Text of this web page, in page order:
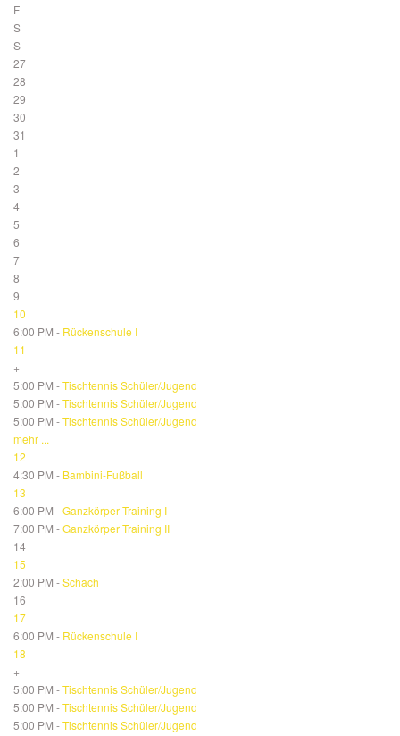
F
S
S
27
28
29
30
31
1
2
3
4
5
6
7
8
9
10
6:00 PM - Rückenschule I
11
+
5:00 PM -Tischtennis Schüler/Jugend
5:00 PM -Tischtennis Schüler/Jugend
5:00 PM -Tischtennis Schüler/Jugend
mehr ...
12
4:30 PM - Bambini-Fußball
13
6:00 PM -Ganzkörper Training I
7:00 PM -Ganzkörper Training II
14
15
2:00 PM -Schach
16
17
6:00 PM - Rückenschule I
18
+
5:00 PM -Tischtennis Schüler/Jugend
5:00 PM -Tischtennis Schüler/Jugend
5:00 PM -Tischtennis Schüler/Jugend